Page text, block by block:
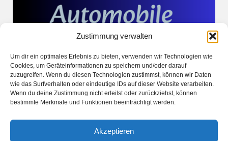
Zustimmung verwalten
Um dir ein optimales Erlebnis zu bieten, verwenden wir Technologien wie
Cookies, um Geräteinformationen zu speichern und/oder darauf
zuzugreifen. Wenn du diesen Technologien zustimmst, können wir Daten
wie das Surfverhalten oder eindeutige IDs auf dieser Website verarbeiten.
Wenn du deine Zustimmung nicht erteilst oder zurückziehst, können
bestimmte Merkmale und Funktionen beeinträchtigt werden.
Akzeptieren